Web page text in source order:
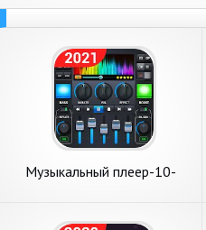
Музыкальный плеер-10-